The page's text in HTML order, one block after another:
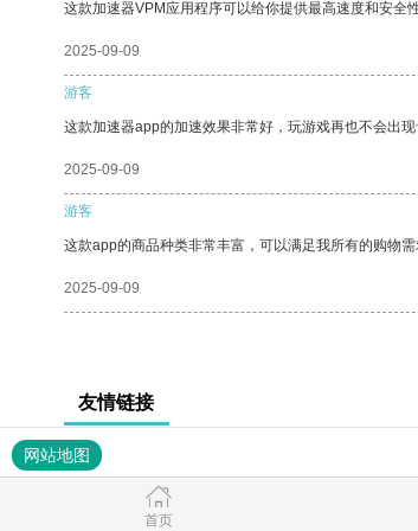
这款加速器VPM应用程序可以给你提供最高速度和安全
2025-09-09
游客
这款加速器app的加速效果非常好，玩游戏再也不会出
2025-09-09
游客
这款app的商品种类非常丰富，可以满足我所有的购物需
2025-09-09
友情链接
网站地图
首页